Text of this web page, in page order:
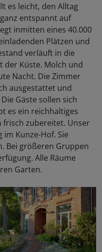
es leicht, den Alltag
entspannt auf
inmitten eines 40.000
Plätzen und
verläuft in die
der Küste. Molch und
Nacht. Die Zimmer
ausgestattet und
Gäste sollen sich
es ein reichhaltiges
frisch zubereitet. Unser
Kunze-Hof. Sie
Bei größeren Gruppen
Alle Räume
Garten.